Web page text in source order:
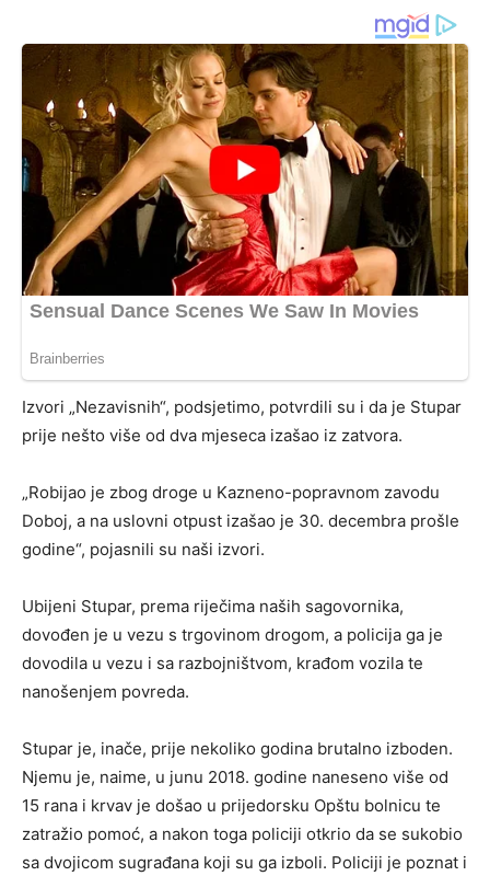
Izvori „Nezavisnih“, podsjetimo, potvrdili su i da je Stupar
prije nešto više od dva mjeseca izašao iz zatvora.
„Robijao je zbog droge u Kazneno-popravnom zavodu
Doboj, a na uslovni otpust izašao je 30. decembra prošle
godine“, pojasnili su naši izvori.
Ubijeni Stupar, prema riječima naših sagovornika,
dovođen je u vezu s trgovinom drogom, a policija ga je
dovodila u vezu i sa razbojništvom, krađom vozila te
nanošenjem povreda.
Stupar je, inače, prije nekoliko godina brutalno izboden.
Njemu je, naime, u junu 2018. godine naneseno više od
15 rana i krvav je došao u prijedorsku Opštu bolnicu te
zatražio pomoć, a nakon toga policiji otkrio da se sukobio
sa dvojicom sugrađana koji su ga izboli. Policiji je poznat i